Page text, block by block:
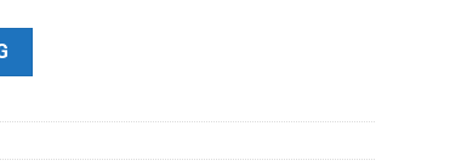
Galaxy S25 Ultra RINGKE Easy Slide Privacy